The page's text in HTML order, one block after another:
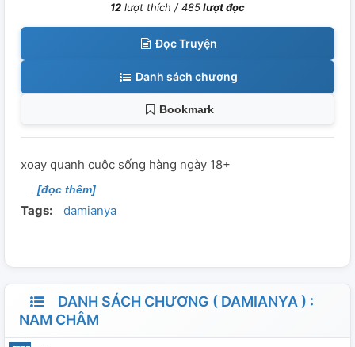
12 lượt thích /485lượt đọc
Đọc Truyện
Danh sách chương
Bookmark
xoay quanh cuộc sống hàng ngày 18+
[đọc thêm]
Tags: damianya
DANH SÁCH CHƯƠNG ( DAMIANYA ) :
NAM CHÂM